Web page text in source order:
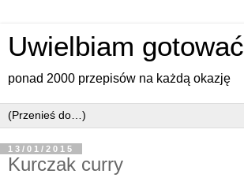
Uwielbiam gotować
ponad 2000 przepisów na każdą okazję
13/01/2015
Kurczak curry